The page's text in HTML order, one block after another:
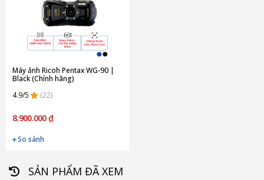
Máy ảnh Ricoh Pentax WG-90 |
Black (Chính hãng)
4.9/5
(22)
8.900.000 ₫
So sánh
SẢN PHẨM ĐÃ XEM